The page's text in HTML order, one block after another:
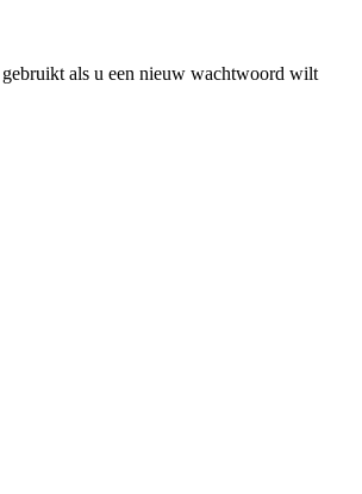
gebruikt als u een nieuw wachtwoord wilt